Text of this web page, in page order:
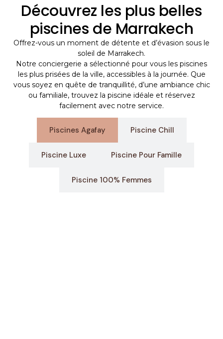
Découvrez les plus belles
piscines de Marrakech
Offrez-vous un moment de détente et d’évasion sous le
soleil de Marrakech.
Notre conciergerie a sélectionné pour vous les piscines
les plus prisées de la ville, accessibles à la journée. Que
vous soyez en quête de tranquillité, d’une ambiance chic
ou familiale, trouvez la piscine idéale et réservez
facilement avec notre service.
Piscines Agafay Piscine Chill
Piscine Luxe Piscine Pour Famille
Piscine 100% Femmes